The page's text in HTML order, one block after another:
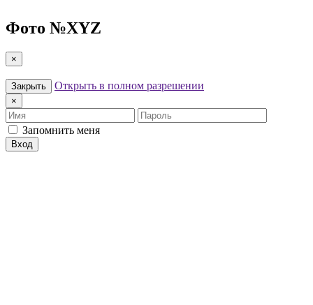
Фото №XYZ
×
Закрыть Открыть в полном разрешении
×
Имя
Пароль
Запомнить меня
Вход